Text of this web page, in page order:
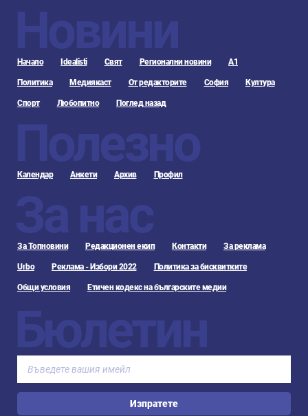
Новини
Начало Idealisti Свят Регионални новини А1
Политика Медиякаст От редакторите София Култура
Спорт Любопитно Поглед назад
Полезно
Календар Анкети Архив Профил
За нас
За Топновини Редакционен екип Контакти За реклама
Urbo Реклама - Избори 2022 Политика за бисквитките
Общи условия Етичен кодекс на българските медии
Бюлетин
Изпратете